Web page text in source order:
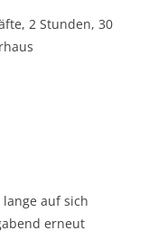
2 Stunden, 30
auf sich
erneut